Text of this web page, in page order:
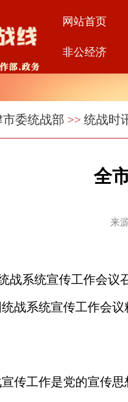
网站首页
非公经济
委统战部 >> 统战时
全
来
战系统宣传工作会议
战系统宣传工作会
传工作是党的宣传